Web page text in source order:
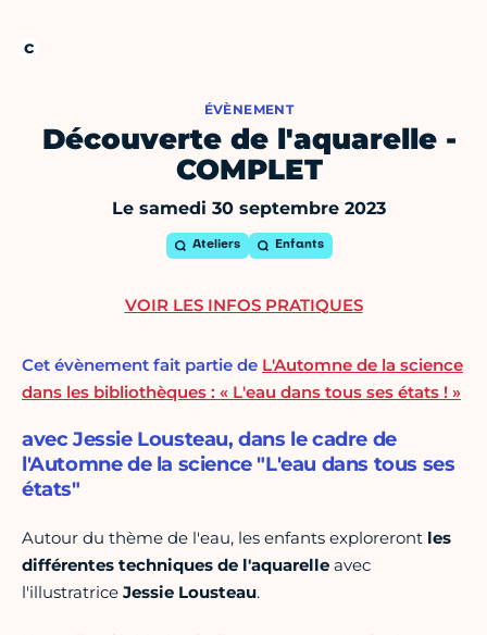
ÉVÈNEMENT
Découverte de l'aquarelle -
COMPLET
Le samedi 30 septembre 2023
Ateliers Enfants
Cet évènement fait partie de L'Automne de la science
dans les bibliothèques : « L'eau dans tous ses états ! »
avec Jessie Lousteau, dans le cadre de
l'Automne de la science "L'eau dans tous ses
états"
Autour du thème de l'eau, les enfants exploreront les
différentes techniques de l'aquarelle avec
l'illustratrice Jessie Lousteau.
VOIR LES INFOS PRATIQUES